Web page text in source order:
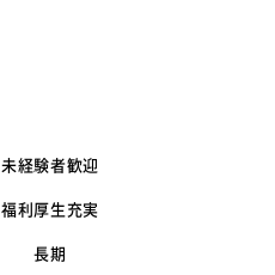
未経験者歓迎
福利厚生充実
長期